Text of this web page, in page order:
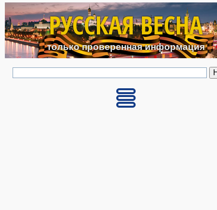
Перейти к основному
РУССКАЯ ВЕСНА
только проверенная информация